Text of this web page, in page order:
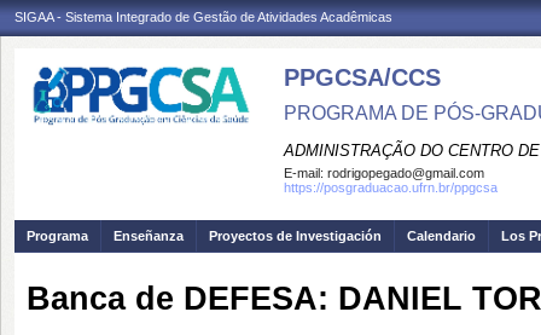
SIGAA - Sistema Integrado de Gestão de Atividades Acadêmicas
PPGCSA/CCS
PROGRAMA DE PÓS-
ADMINISTRAÇÃO DO CENTRO
E-mail: rodrigopegado@gmail.com
https://posgraduacao.ufrn.br/ppgcsa
Programa Enseñanza Proyectos de Investigación Calendario Los
Banca de DEFESA: DANIEL